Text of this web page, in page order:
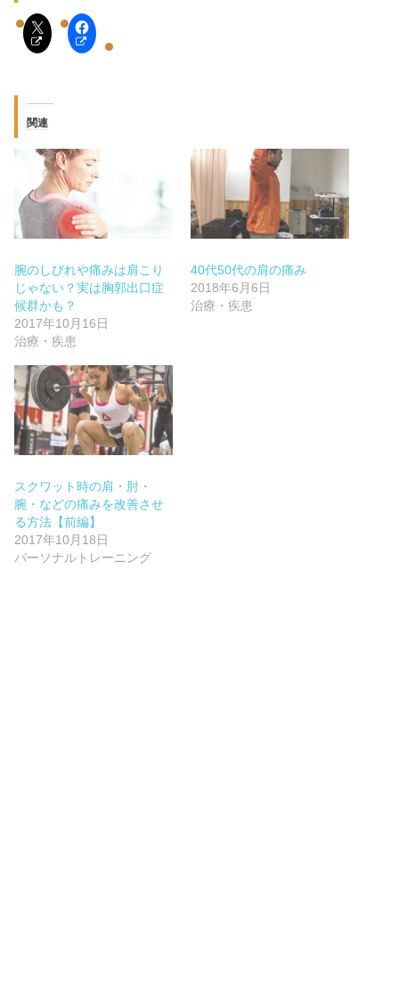
関連
腕のしびれや痛みは肩こり
じゃない？実は胸郭出口症
候群かも？
2017年10月16日
治療・疾患
40代50代の肩の痛み
2018年6月6日
治療・疾患
スクワット時の肩・肘・
腕・などの痛みを改善させ
る方法【前編】
2017年10月18日
パーソナルトレーニング